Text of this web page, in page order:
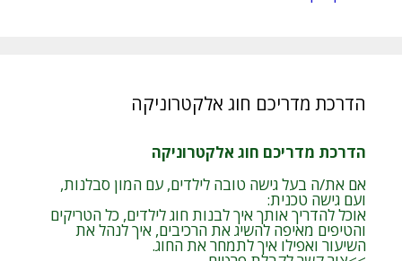
הדרכת מדריכם חוג אלקטרוניקה
הדרכת מדריכם חוג אלקטרוניקה
אם את/ה בעל גישה טובה לילדים, עם המון סבלנות,
ועם גישה טכנית:
אוכל להדריך אותך איך לבנות חוג לילדים, כל הטריקים
והטיפים מאיפה להשיג את הרכיבים, איך לנהל את
השיעור ואפילו איך לתמחר את החוג.